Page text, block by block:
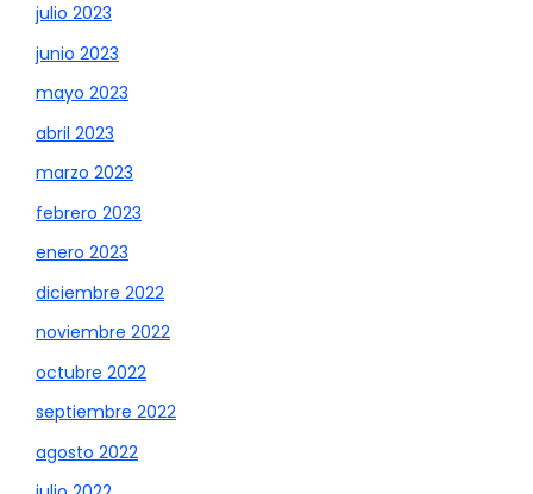
julio 2023
junio 2023
mayo 2023
abril 2023
marzo 2023
febrero 2023
enero 2023
diciembre 2022
noviembre 2022
octubre 2022
septiembre 2022
agosto 2022